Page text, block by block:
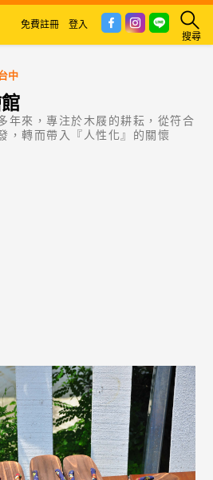
搜尋
免費註冊 登入
中
年來，專注於木屐的耕耘，從符合
，轉而帶入『人性化』的關懷